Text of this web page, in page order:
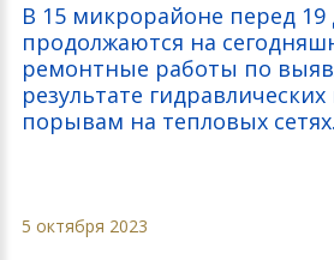
В 15 микрорайоне перед
продолжаются на
ремонтные работы по
результате
порывам на тепловых сетях.
5 октября 2023